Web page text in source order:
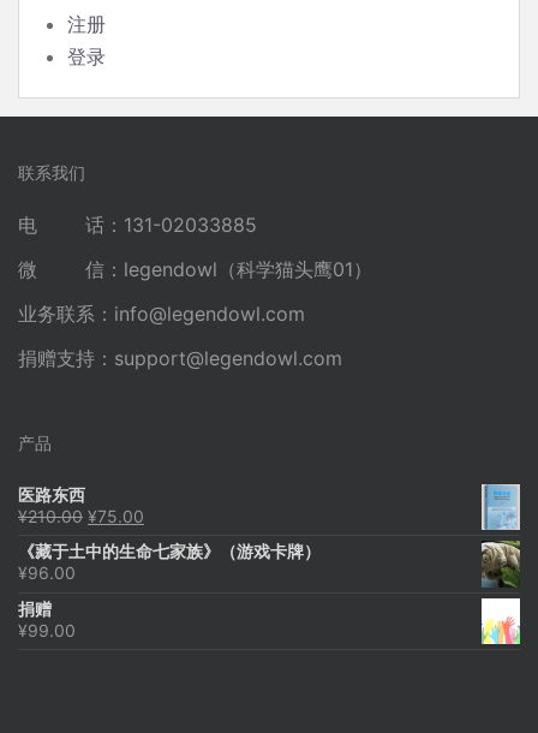
注册
登录
联系我们
电 话：131-02033885
微 信：legendowl（科学猫头鹰01）
业务联系： info@legendowl.com
捐赠支持： support@legendowl.com
产品
医路东西
¥210.00 原
为：
¥75.00
价
《藏于土中的生命七家族》（游戏卡牌）
¥96.00
捐赠
¥99.00